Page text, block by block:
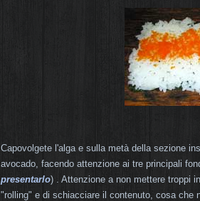
Capovolgete l'alga e sulla metà della sezione
avocado, facendo attenzione ai tre principali
presentarlo) . Attenzione a non mettere troppi
"rolling" e di schiacciare il contenuto, cosa che